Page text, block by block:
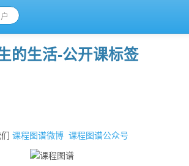
的生活-公开课标签
课程图谱微博 课程图谱公众号